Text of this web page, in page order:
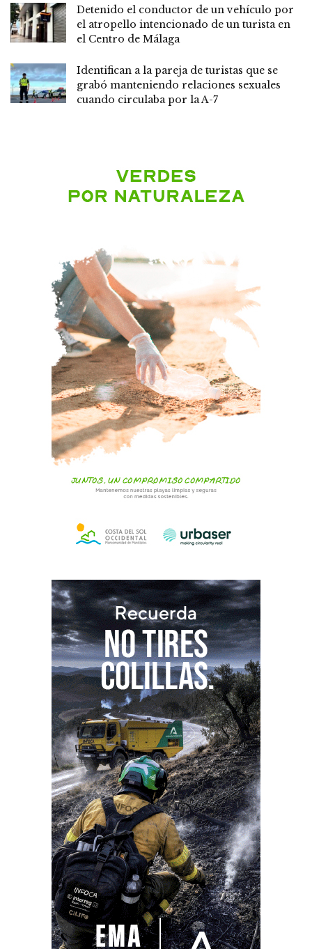
Detenido el conductor de un vehículo por
el atropello intencionado de un turista en
el Centro de Málaga
Identifican a la pareja de turistas que se
grabó manteniendo relaciones sexuales
cuando circulaba por la A-7